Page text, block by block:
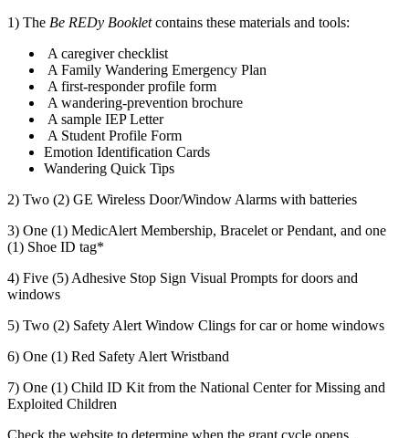
1) The Be REDy Bookletcontains these materials and tools:
A caregiver checklist
A Family Wandering Emergency Plan
A first-responder profile form
A wandering-prevention brochure
A sample IEP Letter
A Student Profile Form
Emotion Identification Cards
Wandering Quick Tips
2) Two (2) GE Wireless Door/Window Alarms with batteries
3) One (1) MedicAlert Membership, Bracelet or Pendant, and one
(1) Shoe ID tag*
4) Five (5) Adhesive Stop Sign Visual Prompts for doors and
windows
5) Two (2) Safety Alert Window Clings for car or home windows
6) One (1) Red Safety Alert Wristband
7) One (1) Child ID Kit from the National Center for Missing and
Exploited Children
Check the website to determine when the grant cycle opens.